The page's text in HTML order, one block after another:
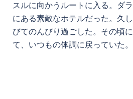
スルに向かうルートに入る。ダ
にある素敵なホテルだった。久
びてのんびり過ごした。その頃
て、いつもの体調に戻っていた。